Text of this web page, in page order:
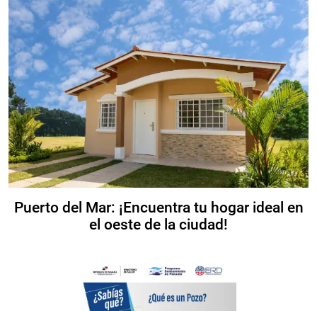
Puerto del Mar: ¡Encuentra tu hogar ideal en
el oeste de la ciudad!